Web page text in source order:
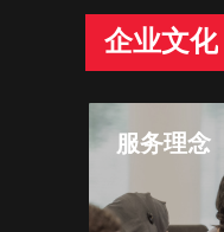
企业文化
服务理念